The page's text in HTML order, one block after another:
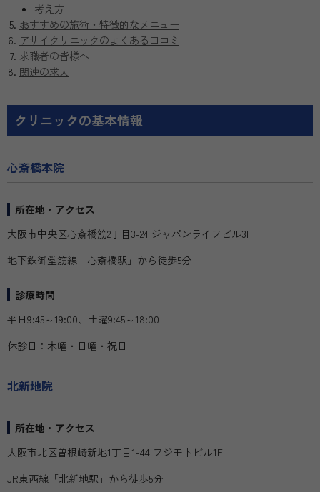
考え方
おすすめの施術・特徴的なメニュー
アサイクリニックのよくある口コミ
求職者の皆様へ
関連の求人
クリニックの基本情報
心斎橋本院
所在地・アクセス
大阪市中央区心斎橋筋2丁目3-24 ジャパンライフビル3F
地下鉄御堂筋線「心斎橋駅」から徒歩5分
診療時間
平日9:45～19:00、土曜9:45～18:00
休診日：木曜・日曜・祝日
北新地院
所在地・アクセス
大阪市北区曽根崎新地1丁目1-44 フジモトビル1F
JR東西線「北新地駅」から徒歩5分